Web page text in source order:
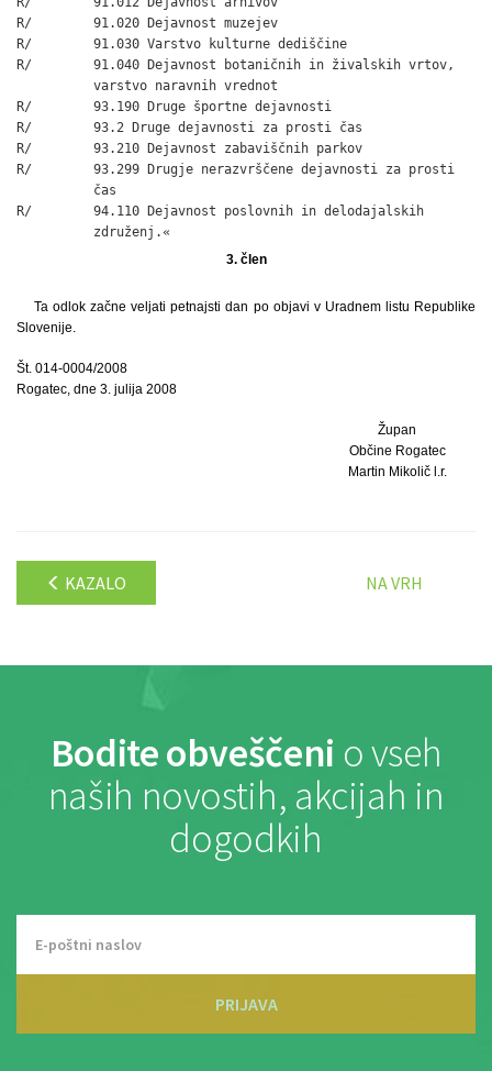
R/        91.020 Dejavnost muzejev
R/        91.030 Varstvo kulturne dediščine
R/        91.040 Dejavnost botaničnih in živalskih vrtov,
          varstvo naravnih vrednot
R/        93.190 Druge športne dejavnosti
R/        93.2 Druge dejavnosti za prosti čas
R/        93.210 Dejavnost zabaviščnih parkov
R/        93.299 Drugje nerazvrščene dejavnosti za prosti
          čas
R/        94.110 Dejavnost poslovnih in delodajalskih
          združenj.«
3. člen
Ta odlok začne veljati petnajsti dan po objavi v Uradnem listu Republike
Slovenije.
Št. 014-0004/2008
Rogatec, dne 3. julija 2008
Župan
Občine Rogatec
Martin Mikolič l.r.
KAZALO NA VRH
Bodite obveščeni o vseh
naših novostih, akcijah in
dogodkih
PRIJAVA